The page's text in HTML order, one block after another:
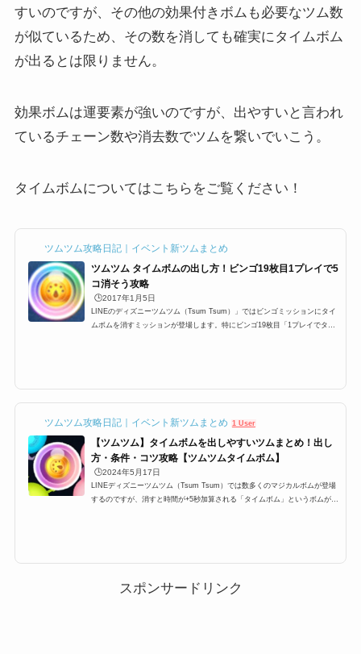
すいのですが、その他の効果付きボムも必要なツム数
が似ているため、その数を消しても確実にタイムボム
が出るとは限りません。
効果ボムは運要素が強いのですが、出やすいと言われ
ているチェーン数や消去数でツムを繋いでいこう。
タイムボムについてはこちらをご覧ください！
ツムツム攻略日記｜イベント新ツムまとめ
ツムツム タイムボムの出し方！ビンゴ19枚目1プレイで5
コ消そう攻略
🕒️2017年1月5日
LINEのディズニーツムツム（Tsum Tsum）」ではビンゴミッションにタイ
ムボムを消すミッションが登場します。特にビンゴ19枚目「1プレイでタイ
ツムツム攻略日記｜イベント新ツムまとめ 1 User
【ツムツム】タイムボムを出しやすいツムまとめ！出し
方・条件・コツ攻略【ツムツムタイムボム】
🕒️2024年5月17日
LINEディズニーツムツム（Tsum Tsum）では数多くのマジカルボムが登場
するのですが、消すと時間が+5秒加算される「タイムボム」というボムが登
ム一覧や出し方のコツです。...
スポンサードリンク